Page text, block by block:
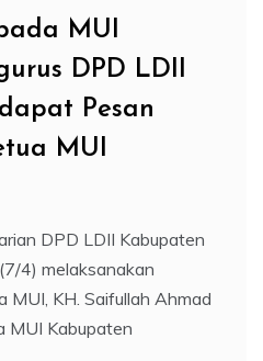
MUI
DPD LDII
Pesan
MUI
DPD LDII Kabupaten
4) melaksanakan
MUI, KH. Saifullah Ahmad
MUI Kabupaten